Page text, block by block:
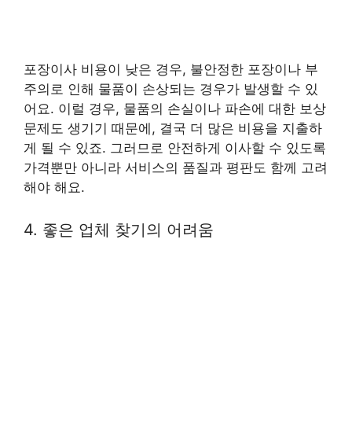
포장이사 비용이 낮은 경우, 불안정한 포장이나 부
주의로 인해 물품이 손상되는 경우가 발생할 수 있
어요. 이럴 경우, 물품의 손실이나 파손에 대한 보상
문제도 생기기 때문에, 결국 더 많은 비용을 지출하
게 될 수 있죠. 그러므로 안전하게 이사할 수 있도록
가격뿐만 아니라 서비스의 품질과 평판도 함께 고려
해야 해요.
4. 좋은 업체 찾기의 어려움